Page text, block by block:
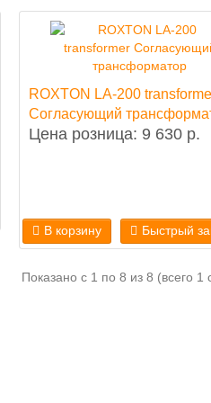
ROXTON LA-200
Согласующий
Цена розница: 9 630 р.
В корзину Быстрый
Показано с 1 по 8 из 8 (всего 1